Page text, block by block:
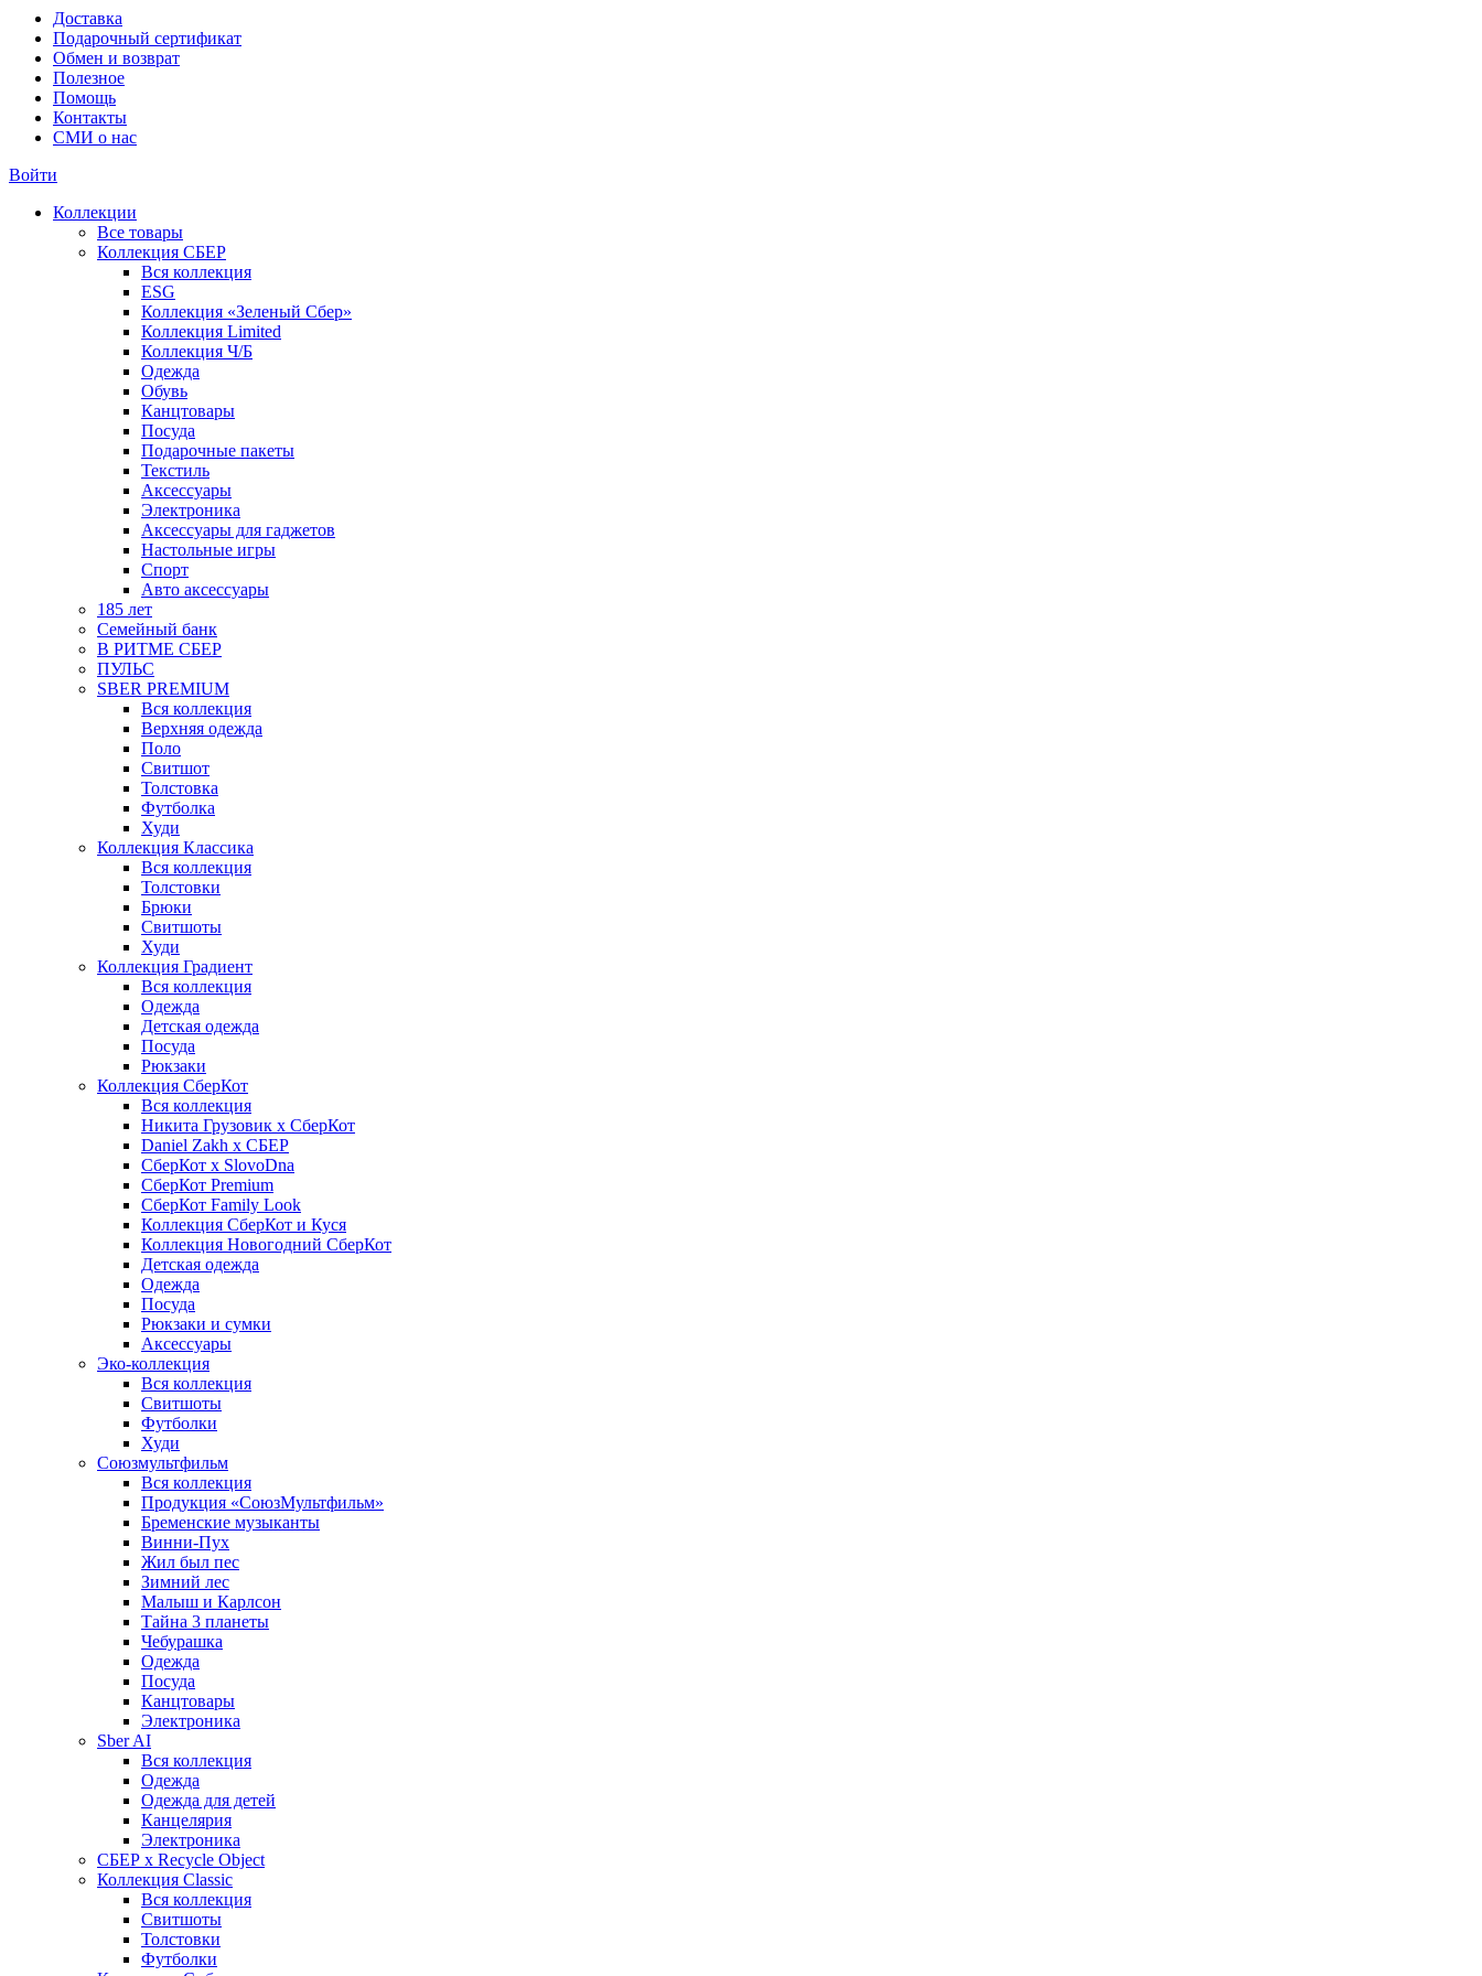
Доставка
Подарочный сертификат
Обмен и возврат
Полезное
Помощь
Контакты
СМИ о нас
Войти
Коллекции
Все товары
Коллекция СБЕР
Вся коллекция
ESG
Коллекция «Зеленый Сбер»
Коллекция Limited
Коллекция Ч/Б
Одежда
Обувь
Канцтовары
Посуда
Подарочные пакеты
Текстиль
Аксессуары
Электроника
Аксессуары для гаджетов
Настольные игры
Спорт
Авто аксессуары
185 лет
Семейный банк
В РИТМЕ СБЕР
ПУЛЬС
SBER PREMIUM
Вся коллекция
Верхняя одежда
Поло
Свитшот
Толстовка
Футболка
Худи
Коллекция Классика
Вся коллекция
Толстовки
Брюки
Свитшоты
Худи
Коллекция Градиент
Вся коллекция
Одежда
Детская одежда
Посуда
Рюкзаки
Коллекция СберКот
Вся коллекция
Никита Грузовик х СберКот
Daniel Zakh x СБЕР
СберКот x SlovoDna
СберКот Premium
СберКот Family Look
Коллекция СберКот и Куся
Коллекция Новогодний СберКот
Детская одежда
Одежда
Посуда
Рюкзаки и сумки
Аксессуары
Эко-коллекция
Вся коллекция
Свитшоты
Футболки
Худи
Союзмультфильм
Вся коллекция
Продукция «СоюзМультфильм»
Бременские музыканты
Винни-Пух
Жил был пес
Зимний лес
Малыш и Карлсон
Тайна 3 планеты
Чебурашка
Одежда
Посуда
Канцтовары
Электроника
Sber AI
Вся коллекция
Одежда
Одежда для детей
Канцелярия
Электроника
СБЕР x Recycle Object
Коллекция Classic
Вся коллекция
Свитшоты
Толстовки
Футболки